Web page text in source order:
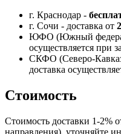
г. Краснодар -
г. Сочи - доставка от
ЮФО (Южный
осуществляется при
СКФО (Северо-
доставка
Стоимость
Стоимость доставки 1-2%
направления), уточняйте